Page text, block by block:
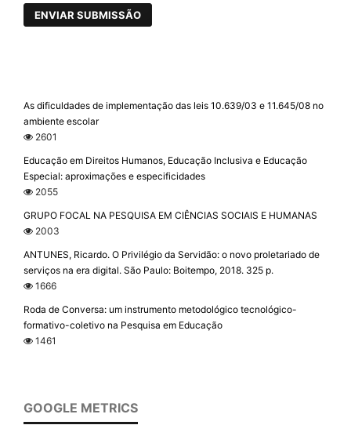
ENVIAR SUBMISSÃO
As dificuldades de implementação das leis 10.639/03 e 11.645/08 no
ambiente escolar
2601
Educação em Direitos Humanos, Educação Inclusiva e Educação
Especial: aproximações e especificidades
2055
GRUPO FOCAL NA PESQUISA EM CIÊNCIAS SOCIAIS E HUMANAS
2003
ANTUNES, Ricardo. O Privilégio da Servidão: o novo proletariado de
serviços na era digital. São Paulo: Boitempo, 2018. 325 p.
1666
Roda de Conversa: um instrumento metodológico tecnológico-
formativo-coletivo na Pesquisa em Educação
1461
GOOGLE METRICS